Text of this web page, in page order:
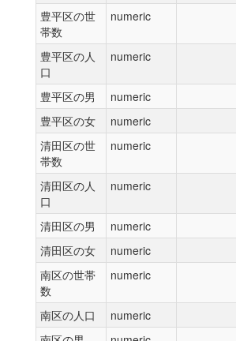
豊平区の世
帯数
numeric
豊平区の人
口
numeric
豊平区の男
numeric
豊平区の女
numeric
清田区の世
帯数
numeric
清田区の人
口
numeric
清田区の男
numeric
清田区の女
numeric
南区の世帯
数
numeric
南区の人口
numeric